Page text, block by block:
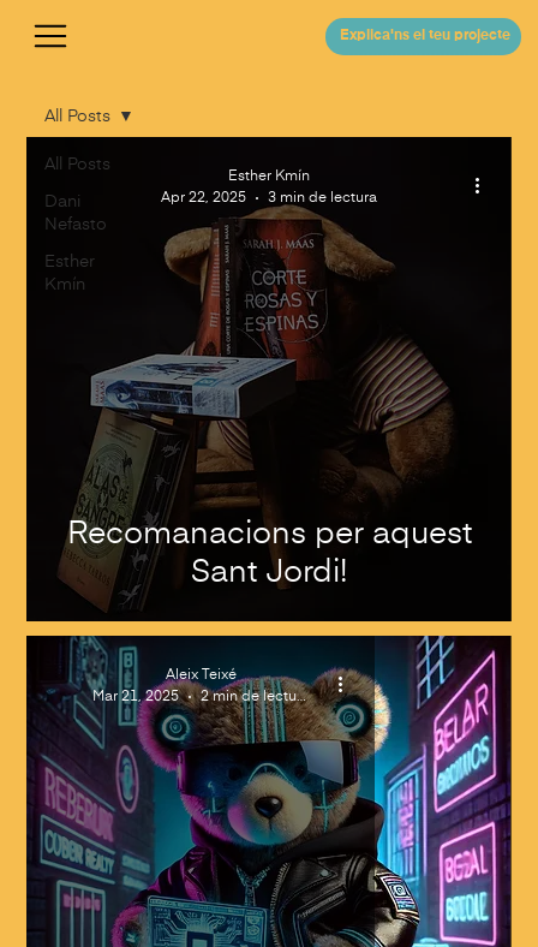
Explica'ns el teu projecte
All Posts
Dani
Nefasto
Esther
Kmín
All Posts
Recomanacions per aquest
Sant Jordi!
Esther Kmín
Apr 22, 2025
3 min de lectura
Aleix Teixé
Mar 21, 2025
2 min de lectura